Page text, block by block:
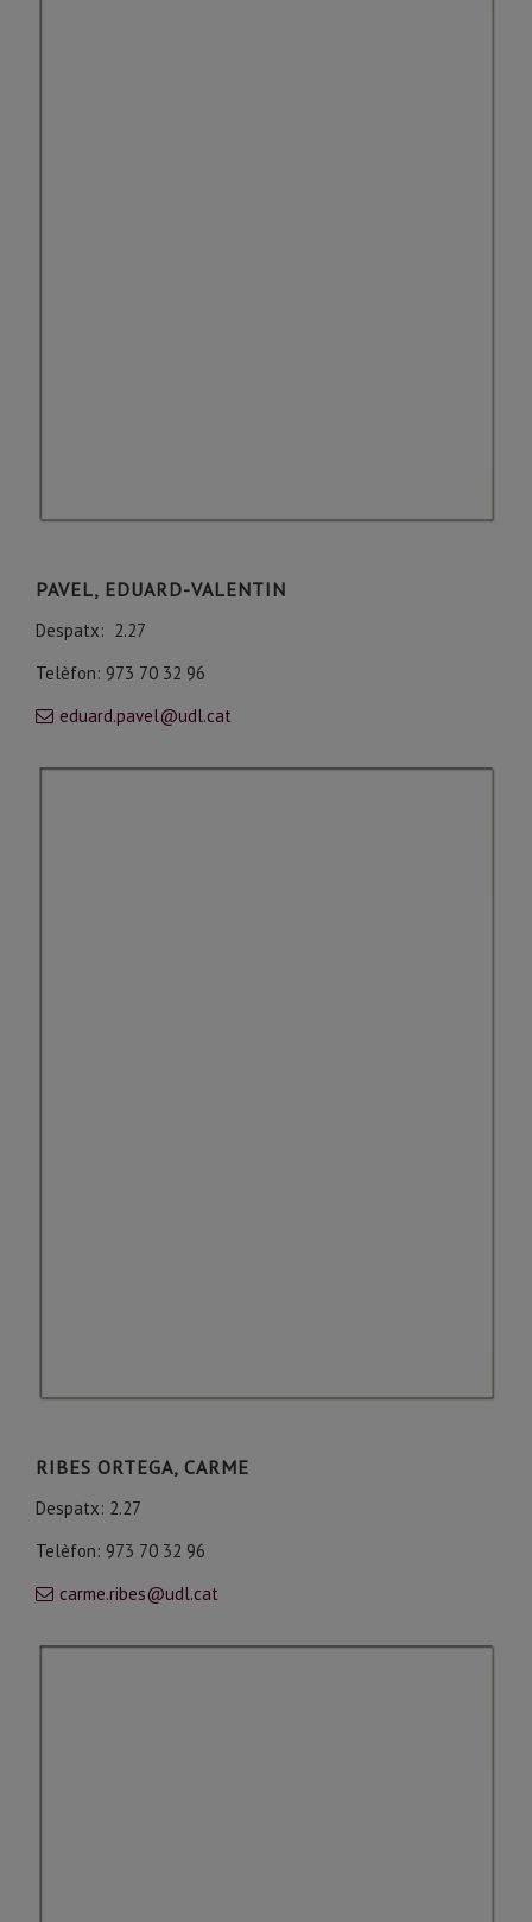
PAVEL, EDUARD-VALENTIN
Despatx: 2.27
Telèfon: 973 70 32 96
eduard.pavel@udl.cat
RIBES ORTEGA, CARME
Despatx: 2.27
Telèfon: 973 70 32 96
carme.ribes@udl.cat